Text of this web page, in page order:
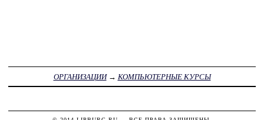
ОРГАНИЗАЦИИ→ КОМПЬЮТЕРНЫЕ КУРСЫ